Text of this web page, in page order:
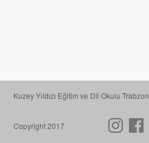
Kuzey Yıldızı Eğitim ve Dil Okulu Trabzon
Copyright 2017